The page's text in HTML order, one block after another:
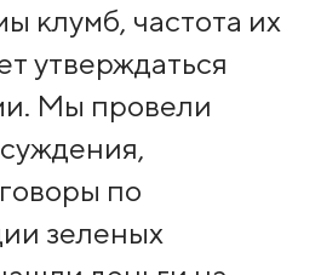
клумб, частота их
утверждаться
Мы провели
по
зеленых